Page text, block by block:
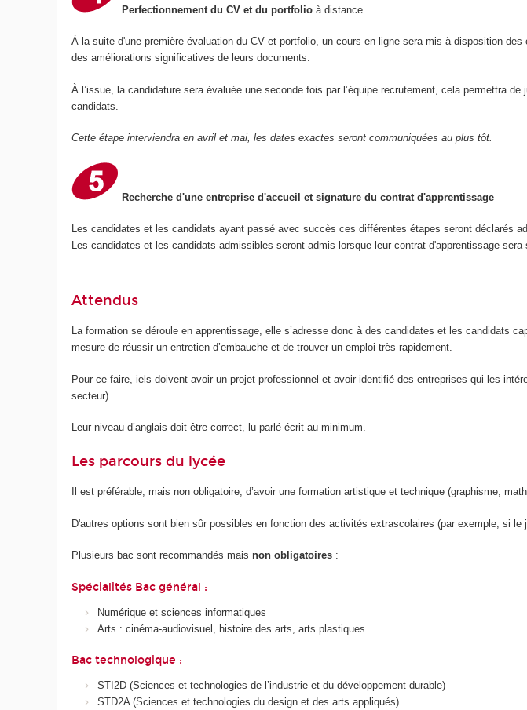
Perfectionnement du CV et du portfolioà distance
À la suite d'une première évaluation du CV et portfolio, un cours en ligne sera mis à disposition
des améliorations significatives de leurs documents.
À l’issue, la candidature sera évaluée une seconde fois par l’équipe recrutement, cela permettra
candidats.
Cette étape interviendra en avril et mai, les dates exactes seront communiquées au plus tôt.
Recherche d'une entreprise d'accueil et signature du contrat d'apprentissage
Les candidates et les candidats ayant passé avec succès ces différentes étapes seront déclarés
Les candidates et les candidats admissibles seront admis lorsque leur contrat d'apprentissage sera
Attendus
La formation se déroule en apprentissage, elle s’adresse donc à des candidates et les candidats
mesure de réussir un entretien d’embauche et de trouver un emploi très rapidement.
Pour ce faire, iels doivent avoir un projet professionnel et avoir identifié des entreprises qui les
secteur).
Leur niveau d’anglais doit être correct, lu parlé écrit au minimum.
Les parcours du lycée
Il est préférable, mais non obligatoire, d’avoir une formation artistique et technique (graphisme,
D'autres options sont bien sûr possibles en fonction des activités extrascolaires (par exemple, si le
Plusieurs bac sont recommandés maisnon obligatoires :
Spécialités Bac général :
Numérique et sciences informatiques
Arts : cinéma-audiovisuel, histoire des arts, arts plastiques...
Bac technologique :
STI2D (Sciences et technologies de l’industrie et du développement durable)
STD2A (Sciences et technologies du design et des arts appliqués)